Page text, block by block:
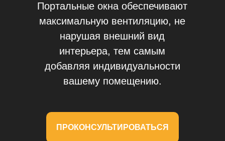
Портальные окна обеспечивают
максимальную вентиляцию, не
нарушая внешний вид
интерьера, тем самым
добавляя индивидуальности
вашему помещению.
ПРОКОНСУЛЬТИРОВАТЬСЯ